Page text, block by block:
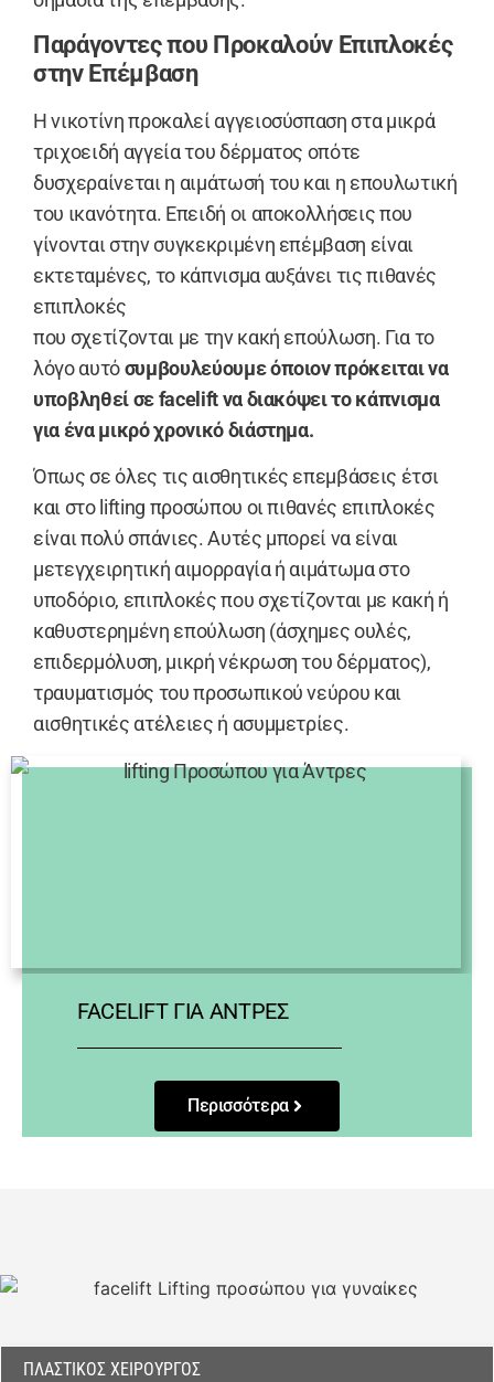
Παράγοντες που Προκαλούν Επιπλοκές
στην Επέμβαση
Η νικοτίνη προκαλεί αγγειοσύσπαση στα μικρά
τριχοειδή αγγεία του δέρματος οπότε
δυσχεραίνεται η αιμάτωσή του και η επουλωτική
του ικανότητα. Επειδή οι αποκολλήσεις που
γίνονται στην συγκεκριμένη επέμβαση είναι
εκτεταμένες, το κάπνισμα αυξάνει τις πιθανές
επιπλοκές
που σχετίζονται με την κακή επούλωση. Για το
λόγο αυτόσυμβουλεύουμε όποιον πρόκειται να
υποβληθεί σε facelift να διακόψει το κάπνισμα
για ένα μικρό χρονικό διάστημα.
Όπως σε όλες τις αισθητικές επεμβάσεις έτσι
και στο lifting προσώπου οι πιθανές επιπλοκές
είναι πολύ σπάνιες. Αυτές μπορεί να είναι
μετεγχειρητική αιμορραγία ή αιμάτωμα στο
υποδόριο, επιπλοκές που σχετίζονται με κακή ή
καθυστερημένη επούλωση (άσχημες ουλές,
επιδερμόλυση, μικρή νέκρωση του δέρματος),
τραυματισμός του προσωπικού νεύρου και
αισθητικές ατέλειες ή ασυμμετρίες.
FACELIFT ΓΙΑ ΆΝΤΡΕΣ
Περισσότερα
ΠΛΑΣΤΙΚΌΣ ΧΕΙΡΟΥΡΓΌΣ